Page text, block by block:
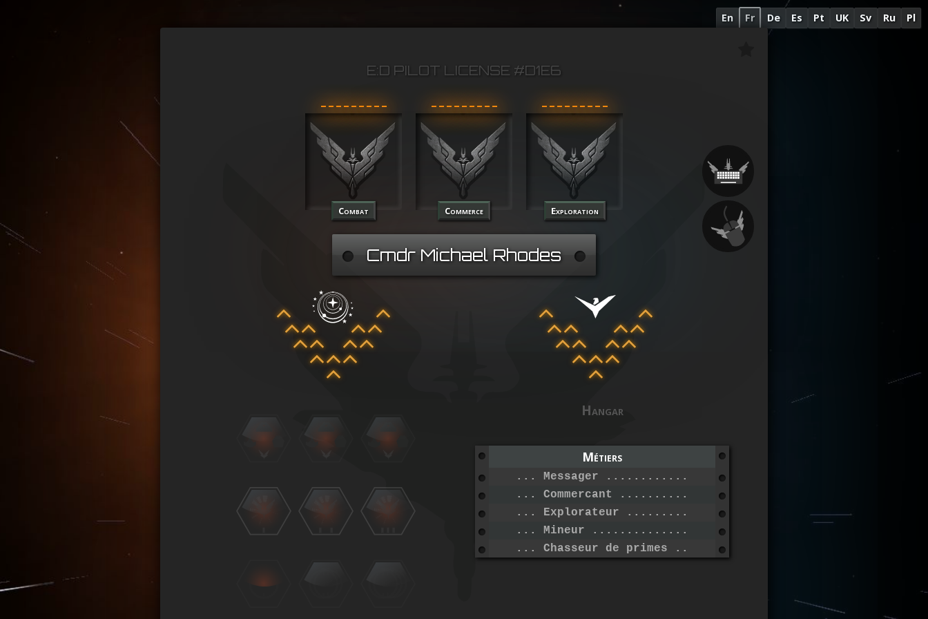
En Fr De Es Pt UK Sv Ru Pl
E:D PILOT LICENSE #D1E6
Combat Commerce Exploration
Cmdr Michael Rhodes
Hangar
Métiers
... Messager ................................
... Commercant ..............................
... Explorateur .............................
... Mineur ..................................
... Chasseur de primes ......................